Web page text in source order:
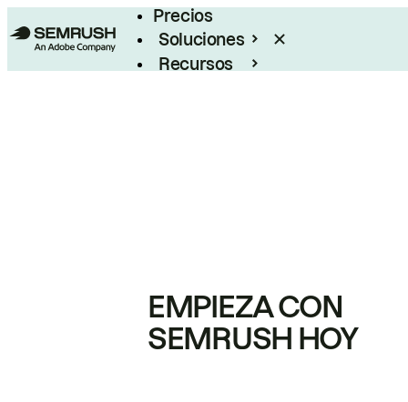
Precios
Soluciones
Recursos
EMPIEZA CON
SEMRUSH HOY